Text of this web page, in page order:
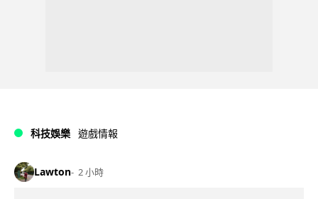
科技娛樂 遊戲情報
Lawton 2 小時